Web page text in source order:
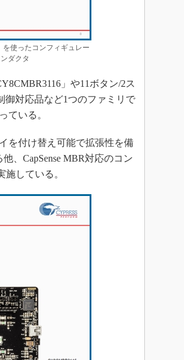
を使ったコンフィギュレー
ダクタ
」や11ボタン/2ス
御対応品など1つのファミリで
ている。
を付け替え可能で拡張性を備
、CapSense MBR対応のコン
している。